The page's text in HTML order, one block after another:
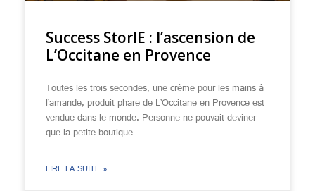
Success StorIE : l’ascension de
L’Occitane en Provence
Toutes les trois secondes, une crème pour les mains à
l’amande, produit phare de L’Occitane en Provence est
vendue dans le monde. Personne ne pouvait deviner
que la petite boutique
LIRE LA SUITE »